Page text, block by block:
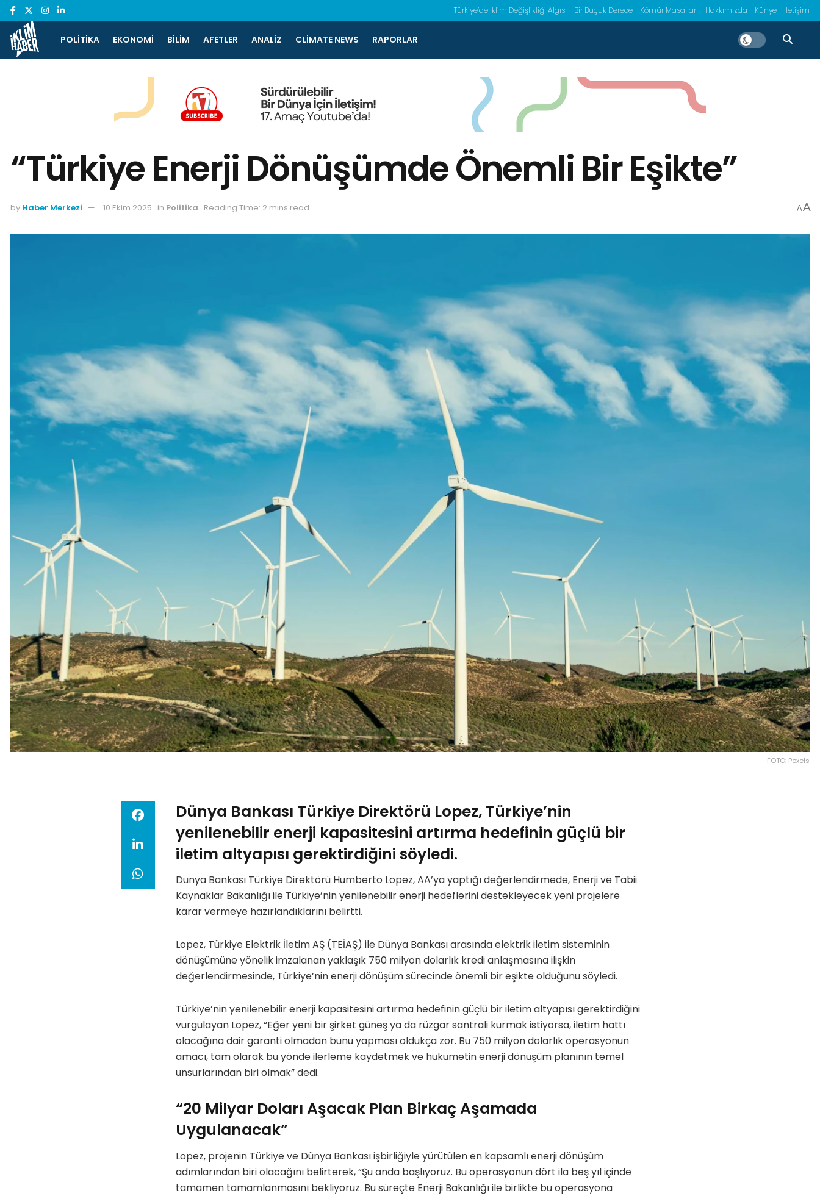
Türkiye’de İklim Değişlikliği Algısı Bir Buçuk Derece Kömür Masalları Hakkımızda Künye İletişim
POLITIKA EKONOMI BILIM AFETLER ANALIZ CLIMATE NEWS RAPORLAR
“Türkiye Enerji Dönüşümde Önemli Bir Eşikte”
by Haber Merkezi 10 Ekim 2025 in Politika Reading Time: 2 mins read AA
FOTO: Pexels
Dünya Bankası Türkiye Direktörü Lopez, Türkiye’nin
yenilenebilir enerji kapasitesini artırma hedefinin güçlü bir
iletim altyapısı gerektirdiğini söyledi.
Dünya Bankası Türkiye Direktörü Humberto Lopez, AA’ya yaptığı değerlendirmede, Enerji ve Tabii
Kaynaklar Bakanlığı ile Türkiye’nin yenilenebilir enerji hedeflerini destekleyecek yeni projelere
karar vermeye hazırlandıklarını belirtti.
Lopez, Türkiye Elektrik İletim AŞ (TEİAŞ) ile Dünya Bankası arasında elektrik iletim sisteminin
dönüşümüne yönelik imzalanan yaklaşık 750 milyon dolarlık kredi anlaşmasına ilişkin
değerlendirmesinde, Türkiye’nin enerji dönüşüm sürecinde önemli bir eşikte olduğunu söyledi.
Türkiye’nin yenilenebilir enerji kapasitesini artırma hedefinin güçlü bir iletim altyapısı gerektirdiğini
vurgulayan Lopez, “Eğer yeni bir şirket güneş ya da rüzgar santrali kurmak istiyorsa, iletim hattı
olacağına dair garanti olmadan bunu yapması oldukça zor. Bu 750 milyon dolarlık operasyonun
amacı, tam olarak bu yönde ilerleme kaydetmek ve hükümetin enerji dönüşüm planının temel
unsurlarından biri olmak” dedi.
“20 Milyar Doları Aşacak Plan Birkaç Aşamada
Uygulanacak”
Lopez, projenin Türkiye ve Dünya Bankası işbirliğiyle yürütülen en kapsamlı enerji dönüşüm
adımlarından biri olacağını belirterek, “Şu anda başlıyoruz. Bu operasyonun dört ila beş yıl içinde
tamamen tamamlanmasını bekliyoruz. Bu süreçte Enerji Bakanlığı ile birlikte bu operasyona